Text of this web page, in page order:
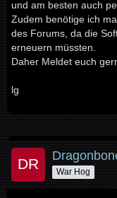
und am besten auch
Zudem benötige ich
des Forums, da die
erneuern müssten.
Daher Meldet euch
lg
War Hog